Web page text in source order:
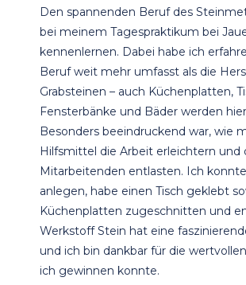
Den spannenden Beruf des
bei meinem Tagespraktikum bei
kennenlernen. Dabei habe ich
Beruf weit mehr umfasst als die
Grabsteinen – auch Küchenplatten,
Fensterbänke und Bäder werden
Besonders beeindruckend war, wie
Hilfsmittel die Arbeit erleichtern und
Mitarbeitenden entlasten. Ich
anlegen, habe einen Tisch geklebt
Küchenplatten zugeschnitten und
Werkstoff Stein hat eine
und ich bin dankbar für die
ich gewinnen konnte.